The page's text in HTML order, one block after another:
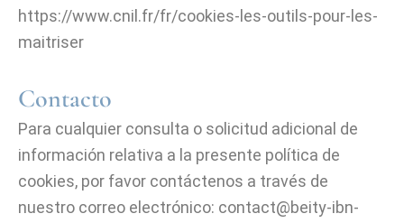
https://www.cnil.fr/fr/cookies-les-outils-pour-les-
maitriser
Contacto
Para cualquier consulta o solicitud adicional de
información relativa a la presente política de
cookies, por favor contáctenos a través de
nuestro correo electrónico: contact@beity-ibn-